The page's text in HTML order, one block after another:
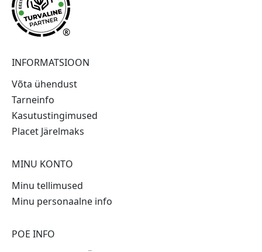
®
INFORMATSIOON
Võta ühendust
Tarneinfo
Kasutustingimused
Placet Järelmaks
MINU KONTO
Minu tellimused
Minu personaalne info
POE INFO